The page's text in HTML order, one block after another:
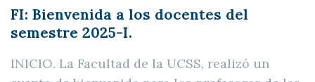
FI: Bienvenida a los docentes del
semestre 2025-I.
INICIO. La Facultad de la UCSS, realizó un